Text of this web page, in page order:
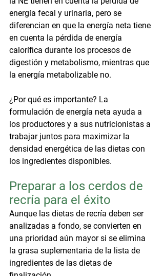
energía fecal y urinaria, pero se
diferencian en que la energía neta tiene
en cuenta la pérdida de energía
calorífica durante los procesos de
digestión y metabolismo, mientras que
la energía metabolizable no.
¿Por qué es importante? La
formulación de energía neta ayuda a
los productores y a sus nutricionistas a
trabajar juntos para maximizar la
densidad energética de las dietas con
los ingredientes disponibles.
Preparar a los cerdos de
recría para el éxito
Aunque las dietas de recría deben ser
analizadas a fondo, se convierten en
una prioridad aún mayor si se elimina
la grasa suplementaria de la lista de
ingredientes de las dietas de